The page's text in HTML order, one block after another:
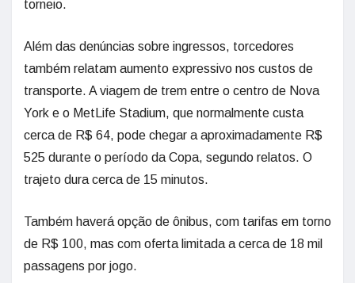
torneio.
Além das denúncias sobre ingressos, torcedores
também relatam aumento expressivo nos custos de
transporte. A viagem de trem entre o centro de Nova
York e o MetLife Stadium, que normalmente custa
cerca de R$ 64, pode chegar a aproximadamente R$
525 durante o período da Copa, segundo relatos. O
trajeto dura cerca de 15 minutos.
Também haverá opção de ônibus, com tarifas em torno
de R$ 100, mas com oferta limitada a cerca de 18 mil
passagens por jogo.